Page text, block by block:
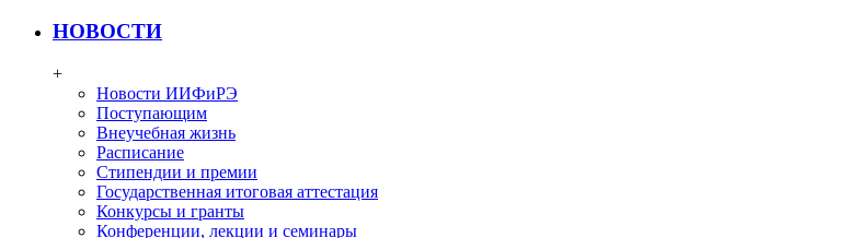
НОВОСТИ
+
Новости ИИФиРЭ
Поступающим
Внеучебная жизнь
Расписание
Стипендии и премии
Государственная итоговая аттестация
Конкурсы и гранты
Конференции, лекции и семинары